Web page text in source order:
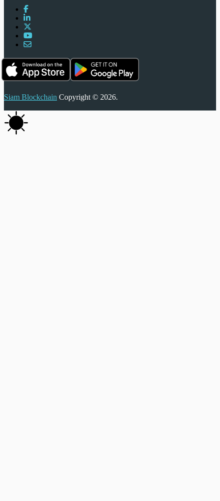
Siam Blockchain Copyright © 2026.